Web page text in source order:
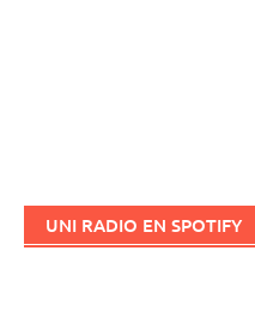
UNI RADIO EN SPOTIFY